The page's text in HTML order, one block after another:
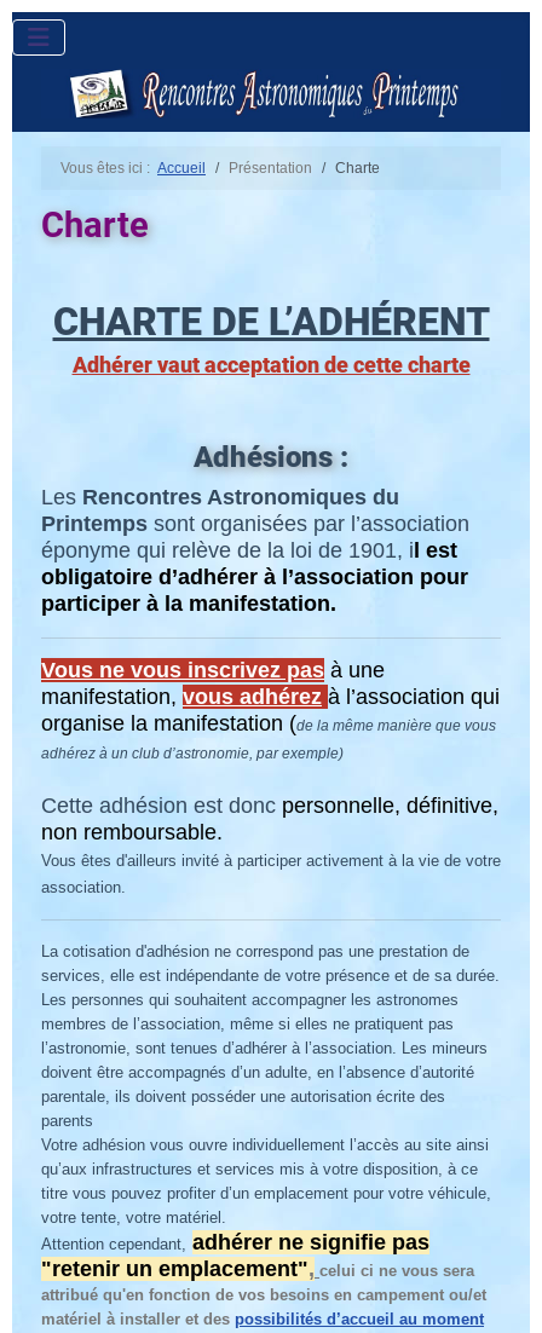
Vous êtes ici : Accueil Présentation Charte
Charte
CHARTE DE L’ADHÉRENT
Adhérer vaut acceptation de cette charte
Adhésions :
Les Rencontres Astronomiques du
Printemps sont organisées par l’association
éponyme qui relève de la loi de 1901, i l est
obligatoire d’adhérer à l’association pour
participer à la manifestation.
Vous ne vous inscrivez pas à une
manifestation, vous adhérez à l’association qui
organise la manifestation (de la même manière que vous
adhérez à un club d’astronomie, par exemple)
Cette adhésion est donc personnelle, définitive,
non remboursable.
Vous êtes d'ailleurs invité à participer activement à la vie de votre
association.
La cotisation d'adhésion ne correspond pas une prestation de
services, elle est indépendante de votre présence et de sa durée.
Les personnes qui souhaitent accompagner les astronomes
membres de l’association, même si elles ne pratiquent pas
l’astronomie, sont tenues d’adhérer à l’association. Les mineurs
doivent être accompagnés d’un adulte, en l’absence d’autorité
parentale, ils doivent posséder une autorisation écrite des
parents
Votre adhésion vous ouvre individuellement l’accès au site ainsi
qu’aux infrastructures et services mis à votre disposition, à ce
titre vous pouvez profiter d’un emplacement pour votre véhicule,
votre tente, votre matériel.
Attention cependant, adhérer ne signifie pas
"retenir un emplacement", celui ci ne vous sera
attribué qu'en fonction de vos besoins en campement ou/et
matériel à installer et des possibilités d’accueil au moment